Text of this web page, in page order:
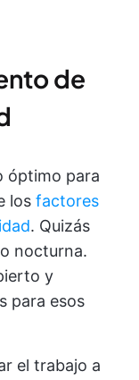
de
óptimo para
los factores
. Quizás
nocturna.
y
para esos
el trabajo a